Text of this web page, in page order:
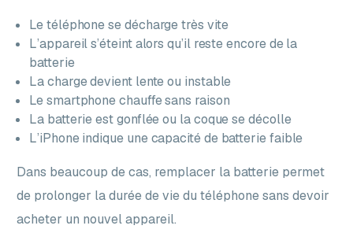
Le téléphone se décharge très vite
L’appareil s’éteint alors qu’il reste encore de la
batterie
La charge devient lente ou instable
Le smartphone chauffe sans raison
La batterie est gonflée ou la coque se décolle
L’iPhone indique une capacité de batterie faible
Dans beaucoup de cas, remplacer la batterie permet
de prolonger la durée de vie du téléphone sans devoir
acheter un nouvel appareil.